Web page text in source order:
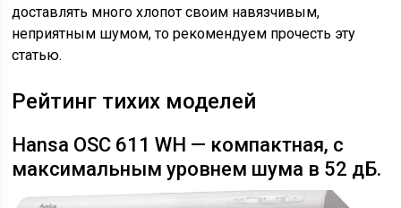
доставлять много хлопот своим навязчивым,
неприятным шумом, то рекомендуем прочесть эту
статью.
Рейтинг тихих моделей
Hansa OSC 611 WH — компактная, с
максимальным уровнем шума в 52 дБ.